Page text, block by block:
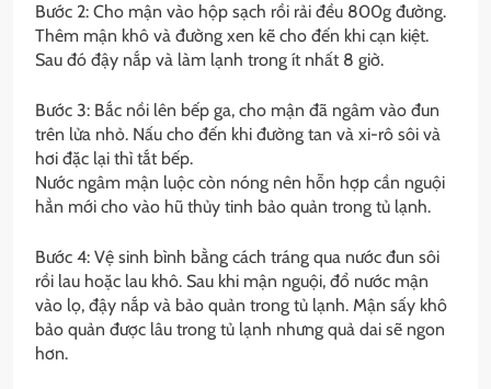
Bước 2: Cho mận vào hộp sạch rồi rải đều 800g đường.
Thêm mận khô và đường xen kẽ cho đến khi cạn kiệt.
Sau đó đậy nắp và làm lạnh trong ít nhất 8 giờ.
Bước 3: Bắc nồi lên bếp ga, cho mận đã ngâm vào đun
trên lửa nhỏ. Nấu cho đến khi đường tan và xi-rô sôi và
hơi đặc lại thì tắt bếp.
Nước ngâm mận luộc còn nóng nên hỗn hợp cần nguội
hẳn mới cho vào hũ thủy tinh bảo quản trong tủ lạnh.
Bước 4: Vệ sinh bình bằng cách tráng qua nước đun sôi
rồi lau hoặc lau khô. Sau khi mận nguội, đổ nước mận
vào lọ, đậy nắp và bảo quản trong tủ lạnh. Mận sấy khô
bảo quản được lâu trong tủ lạnh nhưng quả dai sẽ ngon
hơn.